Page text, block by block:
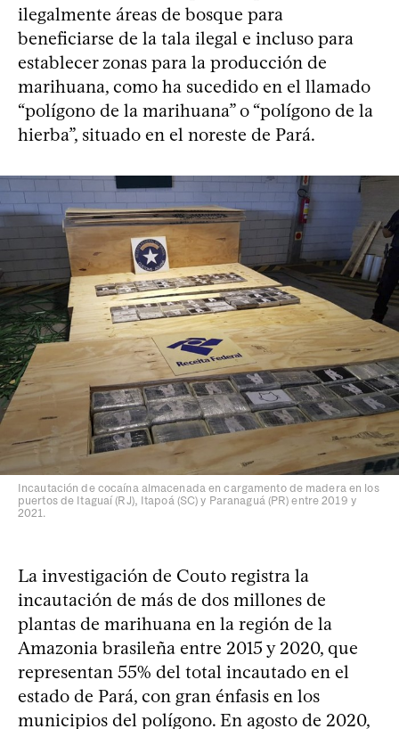
ilegalmente áreas de bosque para
beneficiarse de la tala ilegal e incluso para
establecer zonas para la producción de
marihuana, como ha sucedido en el llamado
“polígono de la marihuana” o “polígono de la
hierba”, situado en el noreste de Pará.
Incautación de cocaína almacenada en cargamento de madera en los
puertos de Itaguaí (RJ), Itapoá (SC) y Paranaguá (PR) entre 2019 y
2021.
La investigación de Couto registra la
incautación de más de dos millones de
plantas de marihuana en la región de la
Amazonia brasileña entre 2015 y 2020, que
representan 55% del total incautado en el
estado de Pará, con gran énfasis en los
municipios del polígono. En agosto de 2020,